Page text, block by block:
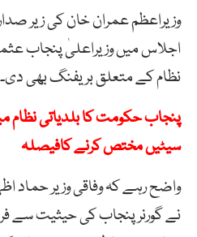
وزیراعظم عمران خان کی زیر
اجلاس میں وزیراعلیٰ پنجاب
نظام کے متعلق بریفنگ بھی دی۔
پنجاب حکومت کا بلدیاتی
سیٹیں مختص کرنے کافیصلہ
واضح رہے کہ وفاقی وزیر حماد
نے گورنر پنجاب کی حیثیت سے